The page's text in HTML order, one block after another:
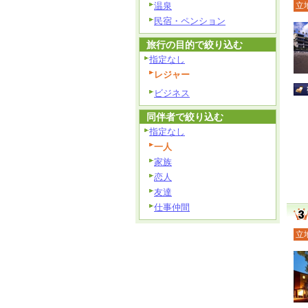
立
立
温泉
民宿・ペンション
旅行の目的で絞り込む
指定なし
レジャー
ビジネス
同伴者で絞り込む
指定なし
一人
家族
恋人
友達
仕事仲間